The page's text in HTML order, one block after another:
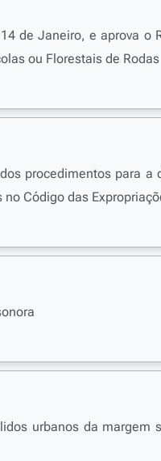
de Janeiro, e aprova o
ou Florestais de Rodas
procedimentos para a
Código das
urbanos da margem